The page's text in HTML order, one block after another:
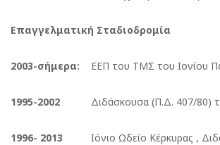
Επαγγελματική Σταδιοδρομία
2003-σήμερα: ΕΕΠ του ΤΜΣ του Ιονίου
1995-2002 Διδάσκουσα (Π.Δ. 407/
1996- 2013 Ιόνιο Ωδείο Κέρκυρας ,